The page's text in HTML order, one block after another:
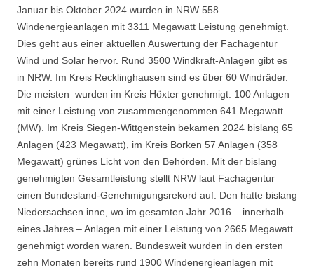
Januar bis Oktober 2024 wurden in NRW 558
Windenergieanlagen mit 3311 Megawatt Leistung genehmigt.
Dies geht aus einer aktuellen Auswertung der Fachagentur
Wind und Solar hervor. Rund 3500 Windkraft-Anlagen gibt es
in NRW. Im Kreis Recklinghausen sind es über 60 Windräder.
Die meisten wurden im Kreis Höxter genehmigt: 100 Anlagen
mit einer Leistung von zusammengenommen 641 Megawatt
(MW). Im Kreis Siegen-Wittgenstein bekamen 2024 bislang 65
Anlagen (423 Megawatt), im Kreis Borken 57 Anlagen (358
Megawatt) grünes Licht von den Behörden. Mit der bislang
genehmigten Gesamtleistung stellt NRW laut Fachagentur
einen Bundesland-Genehmigungsrekord auf. Den hatte bislang
Niedersachsen inne, wo im gesamten Jahr 2016 – innerhalb
eines Jahres – Anlagen mit einer Leistung von 2665 Megawatt
genehmigt worden waren. Bundesweit wurden in den ersten
zehn Monaten bereits rund 1900 Windenergieanlagen mit